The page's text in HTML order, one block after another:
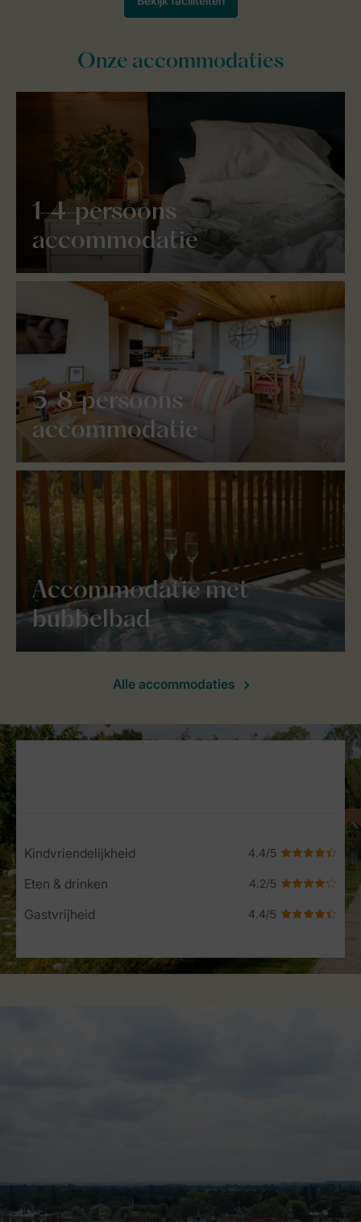
Onze accommodaties
1-4-persoons
accommodatie
5-8-persoons
accommodatie
Accommodatie met
bubbelbad
Alle accommodaties
Service Rating from our guests
Kindvriendelijkheid
Eten & drinken
Gastvrijheid